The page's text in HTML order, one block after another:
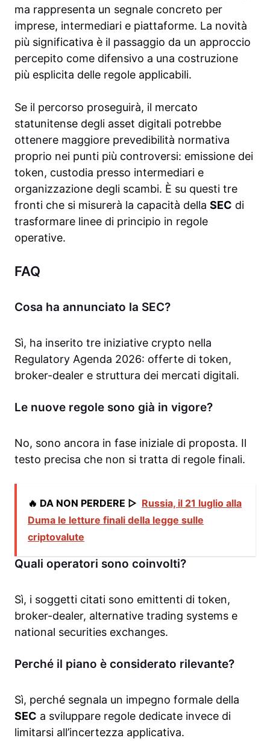
ma rappresenta un segnale concreto per
imprese, intermediari e piattaforme. La novità
più significativa è il passaggio da un approccio
percepito come difensivo a una costruzione
più esplicita delle regole applicabili.
Se il percorso proseguirà, il mercato
statunitense degli asset digitali potrebbe
ottenere maggiore prevedibilità normativa
proprio nei punti più controversi: emissione dei
token, custodia presso intermediari e
organizzazione degli scambi. È su questi tre
fronti che si misurerà la capacità della SEC di
trasformare linee di principio in regole
operative.
FAQ
Cosa ha annunciato la SEC?
Sì, ha inserito tre iniziative crypto nella
Regulatory Agenda 2026: offerte di token,
broker-dealer e struttura dei mercati digitali.
Le nuove regole sono già in vigore?
No, sono ancora in fase iniziale di proposta. Il
testo precisa che non si tratta di regole finali.
🔥 DA NON PERDERE ▷ Russia, il 21 luglio alla
Duma le letture finali della legge sulle
criptovalute
Quali operatori sono coinvolti?
Sì, i soggetti citati sono emittenti di token,
broker-dealer, alternative trading systems e
national securities exchanges.
Perché il piano è considerato rilevante?
Sì, perché segnala un impegno formale della
SEC a sviluppare regole dedicate invece di
limitarsi all’incertezza applicativa.